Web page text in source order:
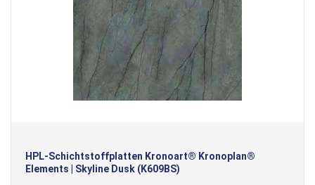
HPL-Schichtstoffplatten Kronoart® Kronoplan®
Elements | Skyline Dusk (K609BS)